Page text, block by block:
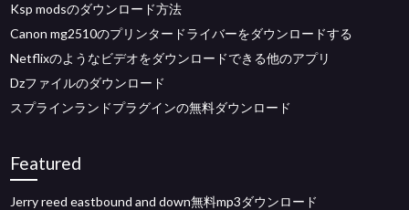
Ksp modsのダウンロード方法
Canon mg2510のプリンタードライバーをダウンロードする
Netflixのようなビデオをダウンロードできる他のアプリ
Dzファイルのダウンロード
スプラインランドプラグインの無料ダウンロード
Featured
Jerry reed eastbound and down無料mp3ダウンロード